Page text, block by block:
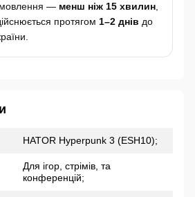
— менш ніж 15 хвилин
протягом 1–2 днів до
HATOR Hyperpunk 3 (ESH10);
Для ігор, стрімів, та
конференцій;